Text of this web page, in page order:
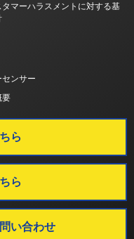
タマーハラスメントに対する基
センサー
要
ら
ら
い合わせ